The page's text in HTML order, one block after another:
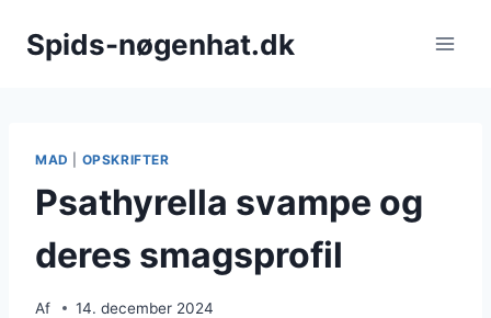
Spids-nøgenhat.dk
MAD OPSKRIFTER
Psathyrella svampe og
deres smagsprofil
Af 14. december 2024